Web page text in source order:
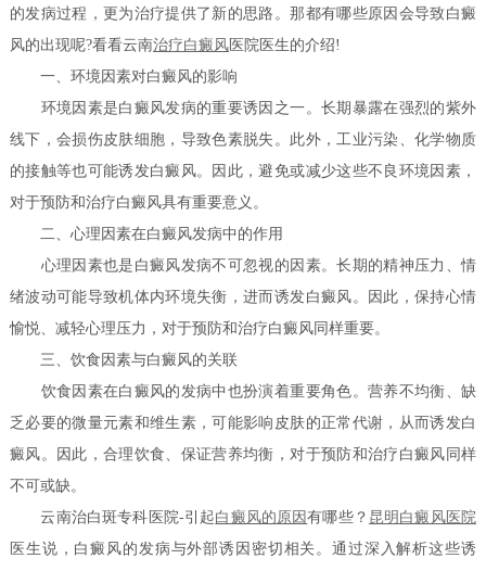
的发病过程，更为治疗提供了新的思路。那都有哪些原因会导致白癜
风的出现呢?看看云南治疗白癜风 医院医生的介绍!
一、环境因素对白癜风的影响
环境因素是白癜风发病的重要诱因之一。长期暴露在强烈的紫外
线下，会损伤皮肤细胞，导致色素脱失。此外，工业污染、化学物质
的接触等也可能诱发白癜风。因此，避免或减少这些不良环境因素，
对于预防和治疗白癜风具有重要意义。
二、心理因素在白癜风发病中的作用
心理因素也是白癜风发病不可忽视的因素。长期的精神压力、情
绪波动可能导致机体内环境失衡，进而诱发白癜风。因此，保持心情
愉悦、减轻心理压力，对于预防和治疗白癜风同样重要。
三、饮食因素与白癜风的关联
饮食因素在白癜风的发病中也扮演着重要角色。营养不均衡、缺
乏必要的微量元素和维生素，可能影响皮肤的正常代谢，从而诱发白
癜风。因此，合理饮食、保证营养均衡，对于预防和治疗白癜风同样
不可或缺。
云南治白斑专科医院-引起白癜风的原因有哪些？ 昆明白癜风医院
医生说，白癜风的发病与外部诱因密切相关。通过深入解析这些诱